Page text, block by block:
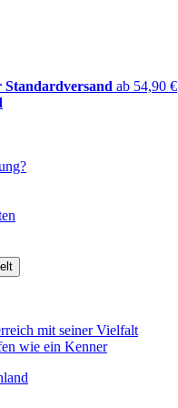
Standardversand ab 54,90 €
mit seiner Vielfalt
wie ein Kenner